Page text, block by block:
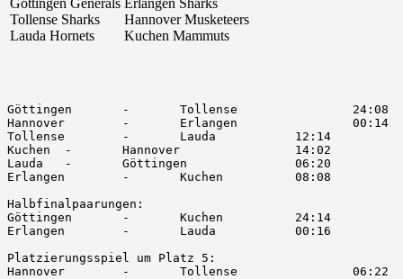
Tollense Sharks
Lauda Hornets
Hannover Musketeers
Kuchen Mammuts
Göttingen	- 	Tollense		24:08
Hannover	-	Erlangen		00:14
Tollense	-	Lauda		12:14
Kuchen	-	Hannover		14:02
Lauda	-	Göttingen		06:20
Erlangen	-	Kuchen		08:08
Halbfinalpaarungen:
Göttingen	-	Kuchen		24:14
Erlangen	-	Lauda		00:16
Platzierungsspiel um Platz 5:
Hannover	-	Tollense		06:22